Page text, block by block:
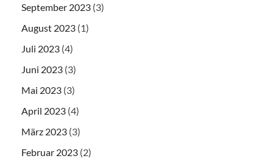
September 2023 (3)
August 2023 (1)
Juli 2023 (4)
Juni 2023 (3)
Mai 2023 (3)
April 2023 (4)
März 2023 (3)
Februar 2023 (2)